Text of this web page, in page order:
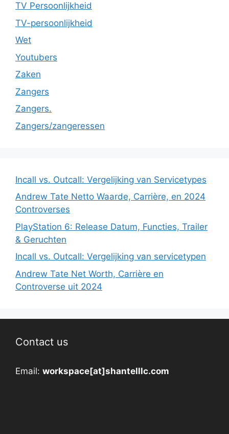
TV Persoonlijkheid
TV-persoonlijkheid
Wet
Youtubers
Zaken
Zangers
Zangers.
Zangers/zangeressen
Incall vs. Outcall: Vergelijking van Servicetypes
Andrew Tate Netto Waarde, Carrière, en 2024
Controverses
PlayStation 6: Release Datum, Functies, Trailer
& Geruchten
Incall vs. Outcall: Vergelijking van servicetypen
Andrew Tate Net Worth, Carrière en
Controverse uit 2024
Contact us
Email: workspace[at]shantelllc.com